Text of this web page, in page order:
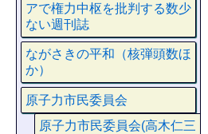
アで権力中枢を批判する数少
ない週刊誌
ながさきの平和（核弾頭数ほ
か）
原子力市民委員会
原子力市民委員会(高木仁三